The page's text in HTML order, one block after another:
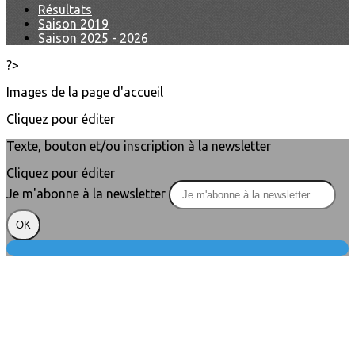
Résultats
Saison 2019
Saison 2025 - 2026
?>
Images de la page d'accueil
Cliquez pour éditer
Texte, bouton et/ou inscription à la newsletter
Cliquez pour éditer
Je m'abonne à la newsletter
OK